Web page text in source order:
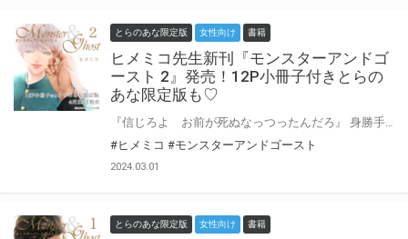
とらのあな限定版 女性向け 書籍
ヒメミコ先生新刊『モンスターアンドゴ
ースト 2』発売！12P小冊子付きとらの
あな限定版も♡
#ヒメミコ #モンスターアンドゴースト
2024.03.01
とらのあな限定版 女性向け 書籍